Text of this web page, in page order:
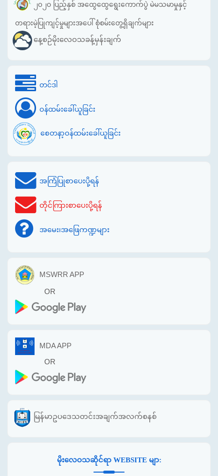
၂၀၂၀ ပြည့်နှစ် အထွေထွေရွေးကောက်ပွဲ မဲမသမာမှုနှင့်
တရားမဲ့ပြုကျင့်မှုများအပေါ် စုံစမ်းတွေ့ရှိချက်များ
နေ့စဉ်မိုးလေဝသခန့်မှန်းချက်
တင်ဒါ
ဝန်ထမ်းခေါ်ယူခြင်း
စေတနာ့ဝန်ထမ်းခေါ်ယူခြင်း
အကြံပြုစာပေးပို့ရန်
တိုင်ကြားစာပေးပို့ရန်
အမေး၊အဖြေကဏ္ဍများ
MSWRR APP
OR
MDA APP
OR
မြန်မာဥပဒေသတင်းအချက်အလက်စနစ်
မိုးလေဝသဆိုင်ရာ WEBSITE မျာ: